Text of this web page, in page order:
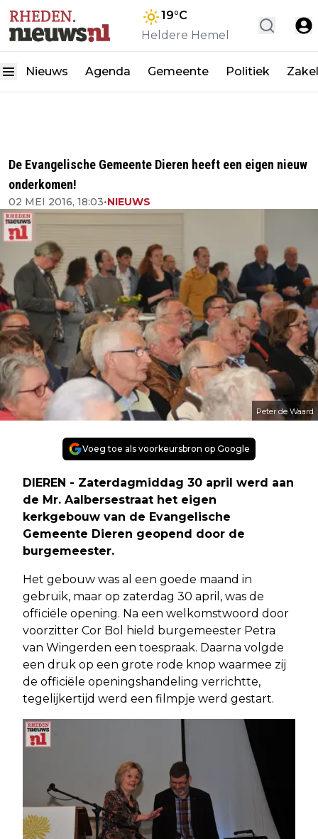
19°C
Heldere Hemel
Nieuws Agenda Gemeente Politiek
De Evangelische Gemeente Dieren heeft een eigen nieuw
onderkomen!
02 MEI 2016, 18:03•NIEUWS
Peter de Waard
Voeg toe als voorkeursbron op Google
DIEREN - Zaterdagmiddag 30 april werd aan
de Mr. Aalbersestraat het eigen
kerkgebouw van de Evangelische
Gemeente Dieren geopend door de
burgemeester.
Het gebouw was al een goede maand in
gebruik, maar op zaterdag 30 april, was de
officiële opening. Na een welkomstwoord door
voorzitter Cor Bol hield burgemeester Petra
van Wingerden een toespraak. Daarna volgde
een druk op een grote rode knop waarmee zij
de officiële openingshandeling verrichtte,
tegelijkertijd werd een filmpje werd gestart.